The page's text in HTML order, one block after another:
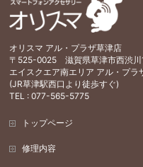
オリスマ アル・プラザ草津店
〒525-0025 滋賀県草津市西渋
エイスクエア南エリア アル・プラ
(JR草津駅西口より徒歩すぐ)
TEL : 077-565-5775
トップページ
修理内容